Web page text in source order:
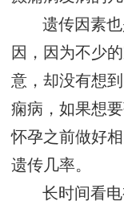
遗传因素
因，因为不少
意，却没有想
痫病，如果想
怀孕之前做好
遗传几率。
长时间看